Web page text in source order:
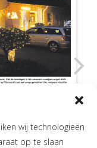
wij technologieën
op te slaan